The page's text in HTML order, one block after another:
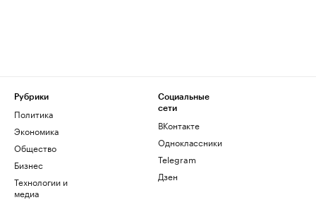
Рубрики
Политика
Экономика
Общество
Бизнес
Технологии и
медиа
Социальные
сети
ВКонтакте
Одноклассники
Telegram
Дзен